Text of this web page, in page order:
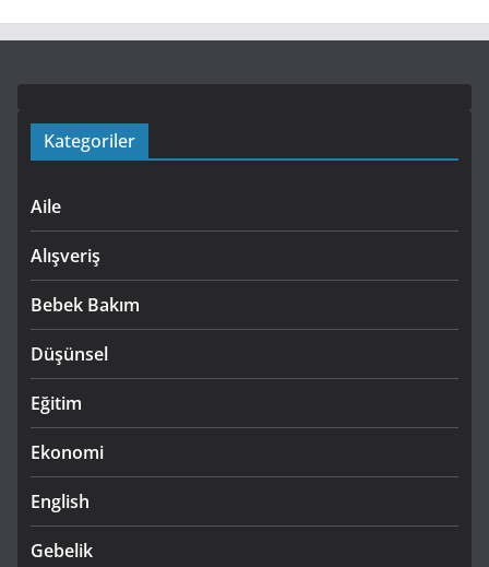
Kategoriler
Aile
Alışveriş
Bebek Bakım
Düşünsel
Eğitim
Ekonomi
English
Gebelik